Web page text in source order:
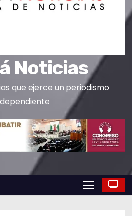
Noticias
que ejerce un periodismo